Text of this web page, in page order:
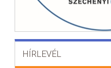
HÍRLEVÉL